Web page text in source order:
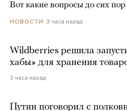
Вот какие вопросы до сих пор
НОВОСТИ 3 часа назад
Wildberries решила
хабы» для хранения
3 часа назад
Путин поговорил с